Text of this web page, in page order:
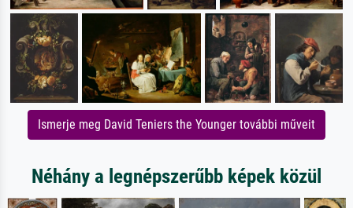
Ismerje meg David Teniers the Younger további műveit
Néhány a legnépszerűbb képek közül